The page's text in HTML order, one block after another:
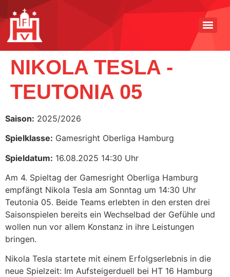
NIKOLA TESLA -
TEUTONIA 05
Saison: 2025/2026
Spielklasse: Gamesright Oberliga Hamburg
Spieldatum: 16.08.2025 14:30 Uhr
Am 4. Spieltag der Gamesright Oberliga Hamburg
empfängt Nikola Tesla am Sonntag um 14:30 Uhr
Teutonia 05. Beide Teams erlebten in den ersten drei
Saisonspielen bereits ein Wechselbad der Gefühle und
wollen nun vor allem Konstanz in ihre Leistungen
bringen.
Nikola Tesla startete mit einem Erfolgserlebnis in die
neue Spielzeit: Im Aufsteigerduell bei HT 16 Hamburg